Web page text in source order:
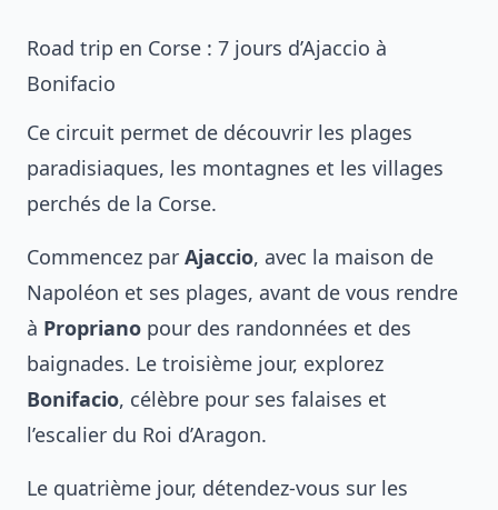
Road trip en Corse : 7 jours d’Ajaccio à
Bonifacio
Ce circuit permet de découvrir les plages
paradisiaques, les montagnes et les villages
perchés de la Corse.
Commencez par Ajaccio, avec la maison de
Napoléon et ses plages, avant de vous rendre
à Propriano pour des randonnées et des
baignades. Le troisième jour, explorez
Bonifacio, célèbre pour ses falaises et
l’escalier du Roi d’Aragon.
Le quatrième jour, détendez-vous sur les